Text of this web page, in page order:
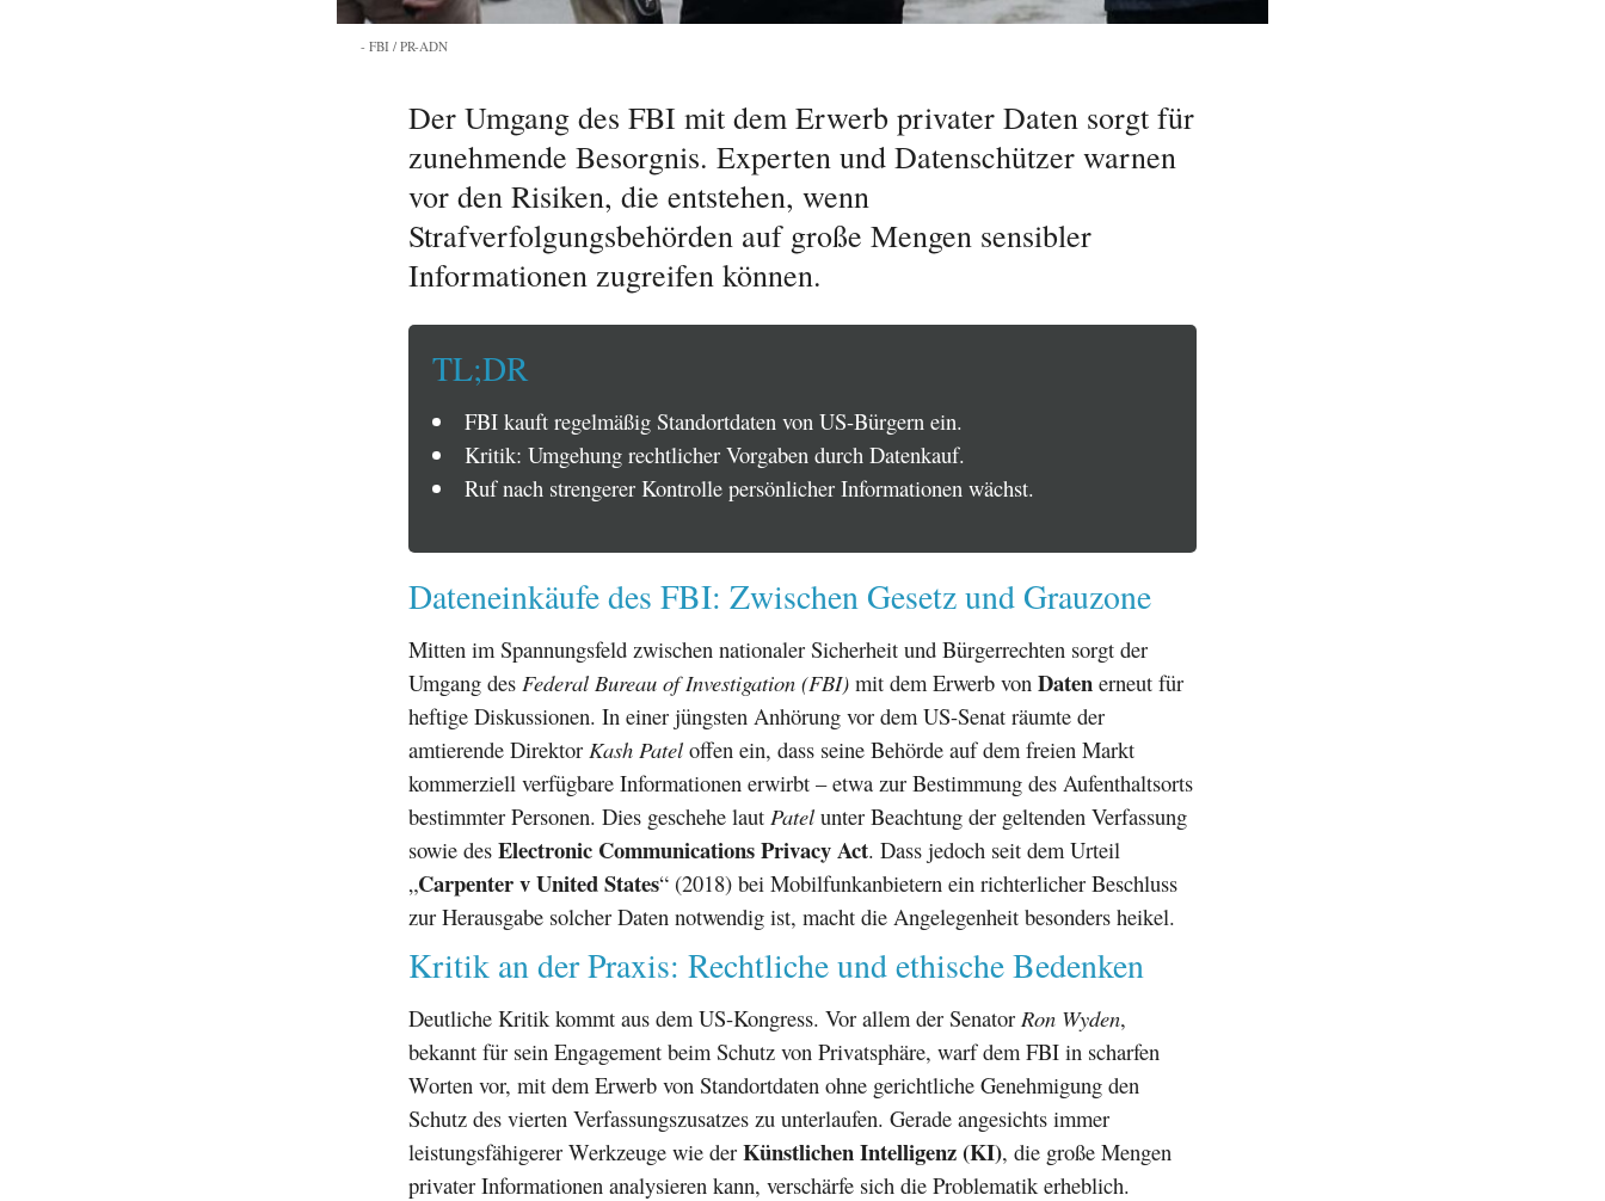
FBI / PR-ADN
Der Umgang des FBI mit dem Erwerb privater Daten sorgt für
zunehmende Besorgnis. Experten und Datenschützer warnen
vor den Risiken, die entstehen, wenn
Strafverfolgungsbehörden auf große Mengen sensibler
Informationen zugreifen können.
TL;DR
FBI kauft regelmäßig Standortdaten von US-Bürgern ein.
Kritik: Umgehung rechtlicher Vorgaben durch Datenkauf.
Ruf nach strengerer Kontrolle persönlicher Informationen wächst.
Dateneinkäufe des FBI: Zwischen Gesetz und Grauzone
Mitten im Spannungsfeld zwischen nationaler Sicherheit und Bürgerrechten sorgt der
Umgang des Federal Bureau of Investigation (FBI) mit dem Erwerb von Daten erneut für
heftige Diskussionen. In einer jüngsten Anhörung vor dem US-Senat räumte der
amtierende Direktor Kash Patel offen ein, dass seine Behörde auf dem freien Markt
kommerziell verfügbare Informationen erwirbt – etwa zur Bestimmung des Aufenthaltsorts
bestimmter Personen. Dies geschehe laut Patel unter Beachtung der geltenden Verfassung
sowie des Electronic Communications Privacy Act. Dass jedoch seit dem Urteil
„Carpenter v United States“ (2018) bei Mobilfunkanbietern ein richterlicher Beschluss
zur Herausgabe solcher Daten notwendig ist, macht die Angelegenheit besonders heikel.
Kritik an der Praxis: Rechtliche und ethische Bedenken
Deutliche Kritik kommt aus dem US-Kongress. Vor allem der Senator Ron Wyden,
bekannt für sein Engagement beim Schutz von Privatsphäre, warf dem FBI in scharfen
Worten vor, mit dem Erwerb von Standortdaten ohne gerichtliche Genehmigung den
Schutz des vierten Verfassungszusatzes zu unterlaufen. Gerade angesichts immer
leistungsfähigerer Werkzeuge wie der Künstlichen Intelligenz (KI), die große Mengen
privater Informationen analysieren kann, verschärfe sich die Problematik erheblich.